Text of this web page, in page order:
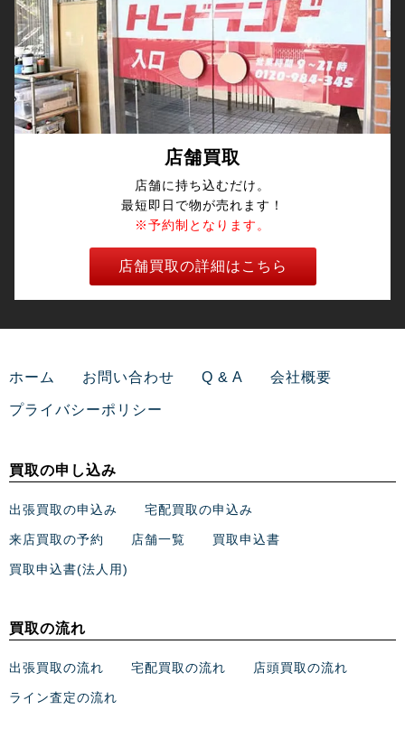
店舗買取
店舗に持ち込むだけ。
最短即日で物が売れます！
※予約制となります。
店舗買取の詳細はこちら
ホーム お問い合わせ Q & A 会社概要
プライバシーポリシー
買取の申し込み
出張買取の申込み 宅配買取の申込み
来店買取の予約 店舗一覧 買取申込書
買取申込書(法人用)
買取の流れ
出張買取の流れ 宅配買取の流れ 店頭買取の流れ
ライン査定の流れ